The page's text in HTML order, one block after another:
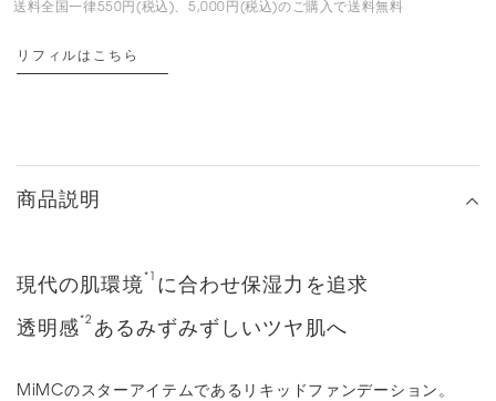
送料全国一律550円(税込)、5,000円(税込)のご購入で送料無料
リフィルはこちら
商品説明
現代の肌環境*1 に合わせ保湿力を追求
透明感*2 あるみずみずしいツヤ肌へ
MiMCのスターアイテムであるリキッドファンデーション。